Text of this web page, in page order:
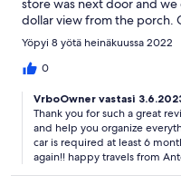
store was next door and
dollar view from the porch.
and the owners.
Yöpyi 8 yötä heinäkuussa 2022
0
VrboOwner vastasi
Thank you for such a great
and help you organize
car is required at least 6
again!! happy travels from